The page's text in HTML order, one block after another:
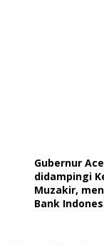
Gubernur
didampingi
Muzakir,
Bank